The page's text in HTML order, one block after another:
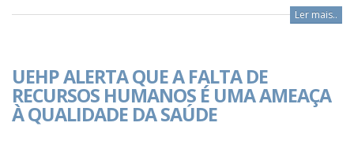
Ler mais..
UEHP ALERTA QUE A FALTA DE
RECURSOS HUMANOS É UMA AMEAÇA
À QUALIDADE DA SAÚDE